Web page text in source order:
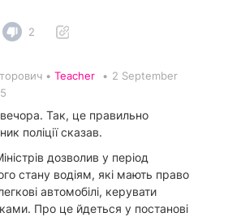
2
• Teacher • 2 September
Так, це правильно
поліції сказав.
дозволив у період
стану водіям, які мають право
автомобілі, керувати
Про це йдеться у постанові